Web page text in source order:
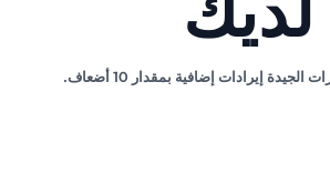
إيرادات إضافية بمقدار 10 أضعاف.